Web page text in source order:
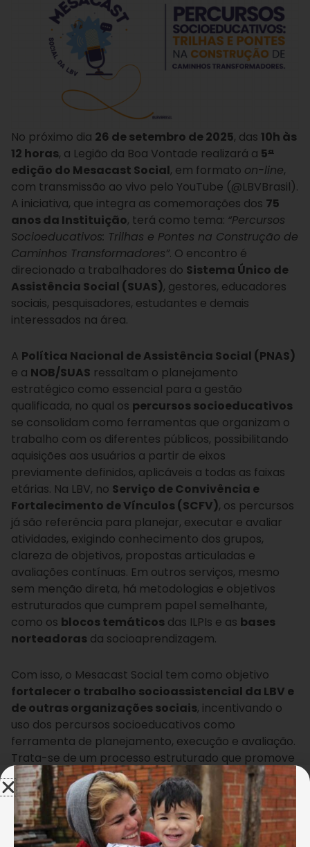
No próximo dia 26 de setembro de 2025, das 10h às
12 horas, a Legião da Boa Vontade realizará a 5ª
edição do Mesacast Social, em formato on-line,
com transmissão ao vivo pelo YouTube (@LBVBrasil).
A iniciativa, que integra as comemorações dos 75
anos da Instituição, terá como tema: “Percursos
Socioeducativos: Trilhas e Pontes na Construção de
Caminhos Transformadores”. O encontro é
direcionado a trabalhadores do Sistema Único de
Assistência Social (SUAS), gestores, educadores
sociais, pesquisadores, estudantes e demais
interessados na área.
A Política Nacional de Assistência Social (PNAS)
e a NOB/SUAS ressaltam o planejamento
estratégico como essencial para a gestão
qualificada, no qual os percursos socioeducativos
se consolidam como ferramentas que organizam o
trabalho com os diferentes públicos, possibilitando
aquisições aos usuários a partir de eixos
previamente definidos, aplicáveis a todas as faixas
etárias. Na LBV, no Serviço de Convivência e
Fortalecimento de Vínculos (SCFV), os percursos
já são referência para planejar, executar e avaliar
atividades, exigindo conhecimento dos grupos,
clareza de objetivos, propostas articuladas e
avaliações contínuas. Em outros serviços, mesmo
sem menção direta, há metodologias e objetivos
estruturados que cumprem papel semelhante,
como os blocos temáticos das ILPIs e as bases
norteadoras da socioaprendizagem.
Com isso, o Mesacast Social tem como objetivo
fortalecer o trabalho socioassistencial da LBV e
de outras organizações sociais, incentivando o
uso dos percursos socioeducativos como
ferramenta de planejamento, execução e avaliação.
Trata-se de um processo estruturado que promove
o desenvolvimento dos usuários, ressignifica
vivências negativas e, com base nas potencialidades
constrói pontes para superar desafios.